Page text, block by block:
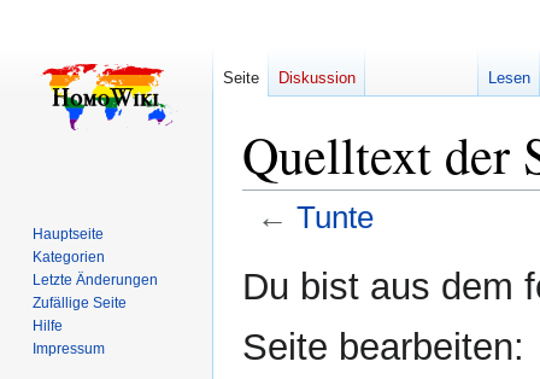
Quelltext der
← Tunte
Navigation
Suche
Du bist aus dem
Seite bearbeiten:
Seite Diskussion Lesen
Hauptseite
Kategorien
Letzte Änderungen
Zufällige Seite
Hilfe
Impressum